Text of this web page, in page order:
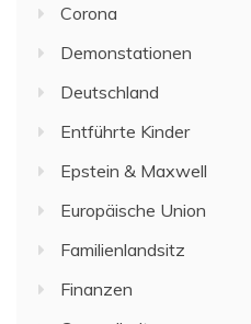
Corona
Demonstationen
Deutschland
Entführte Kinder
Epstein & Maxwell
Europäische Union
Familienlandsitz
Finanzen